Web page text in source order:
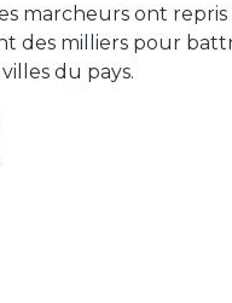
marcheurs ont repris
des milliers pour
du pays.